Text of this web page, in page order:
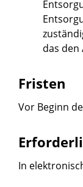
das den
Fristen
Vor Beginn
In